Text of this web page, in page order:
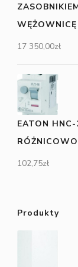
17 350,00zł
EATON
102,75zł
Produkty